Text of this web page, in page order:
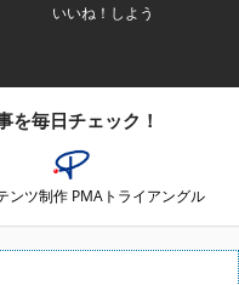
いいね！しよう
を毎日チェック！
ンツ制作 PMAトライアングル